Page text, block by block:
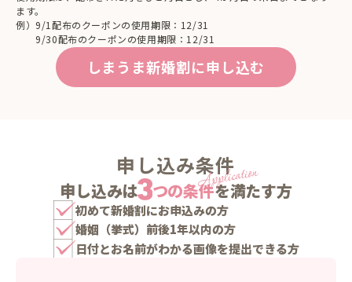
ます。
例）9/1配布のクーポンの使用期限：12/31
9/30配布のクーポンの使用期限：12/31
しまうま新婚割に申し込む
申し込み条件
申し込みは つの条件を満たす方
初めて新婚割にお申込みの方
婚姻（挙式）前後1年以内の方
日付とお名前がわかる画像を提出できる方